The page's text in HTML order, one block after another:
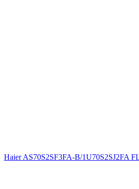
Haier AS70S2SF3FA-B/1U70S2SJ2FA